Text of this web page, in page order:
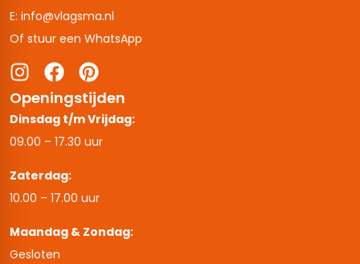
E: info@vlagsma.nl
Of stuur een WhatsApp
Openingstijden
Dinsdag t/m Vrijdag:
09.00 – 17.30 uur
Zaterdag:
10.00 – 17.00 uur
Maandag & Zondag:
Gesloten